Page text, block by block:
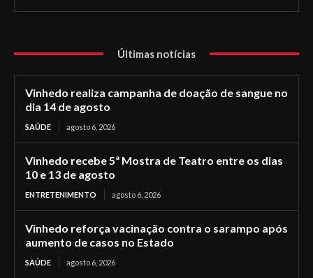
Últimas notícias
Vinhedo realiza campanha de doação de sangue no
dia 14 de agosto
SAÚDE agosto 6, 2026
Vinhedo recebe 5ª Mostra de Teatro entre os dias
10 e 13 de agosto
ENTRETENIMENTO agosto 6, 2026
Vinhedo reforça vacinação contra o sarampo após
aumento de casos no Estado
SAÚDE agosto 6, 2026